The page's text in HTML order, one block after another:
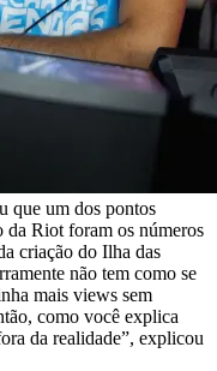
que um dos pontos
da Riot foram os números
criação do Ilha das
não tem como se
mais views sem
como você explica
da realidade”, explicou